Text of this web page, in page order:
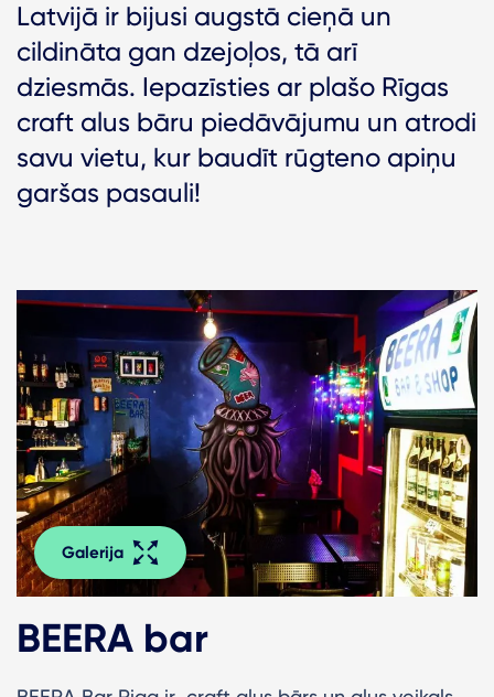
Latvijā ir bijusi augstā cieņā un
cildināta gan dzejoļos, tā arī
dziesmās. Iepazīsties ar plašo Rīgas
craft alus bāru piedāvājumu un atrodi
savu vietu, kur baudīt rūgteno apiņu
garšas pasauli!
Galerija
BEERA bar